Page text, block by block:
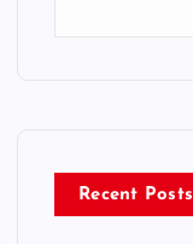
Recent Posts